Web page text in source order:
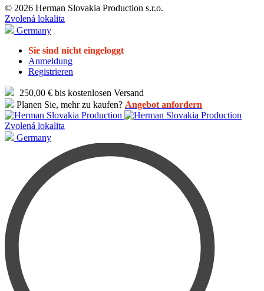
© 2026 Herman Slovakia Production s.r.o.
Zvolená lokalita
Germany
Sie sind nicht eingeloggt
Anmeldung
Registrieren
250,00 € bis kostenlosen Versand
Planen Sie, mehr zu kaufen? Angebot anfordern
Zvolená lokalita
Germany